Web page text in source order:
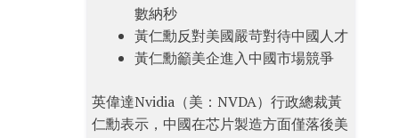
數納秒
黃仁勳反對美國嚴苛對待中國人才
黃仁勳籲美企進入中國市場競爭
英偉達Nvidia（美：NVDA）行政總裁黃
仁勳表示，中國在芯片製造方面僅落後美